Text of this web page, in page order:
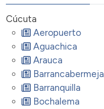
Cúcuta
Aeropuerto
Aguachica
Arauca
Barrancabermeja
Barranquilla
Bochalema